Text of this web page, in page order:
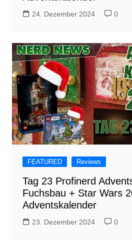
24. Dezember 2024 0
FEATURED Reviews
Tag 23 Profinerd
Fuchsbau + Star Wars
Adventskalender
23. Dezember 2024 0